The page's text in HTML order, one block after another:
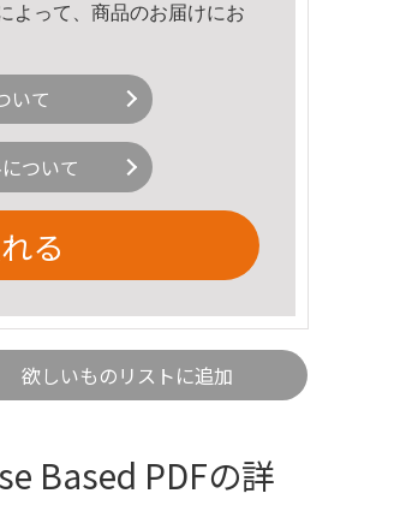
よって、商品のお届けにお
いて
ついて
る
欲しいものリストに追加
Based PDFの詳